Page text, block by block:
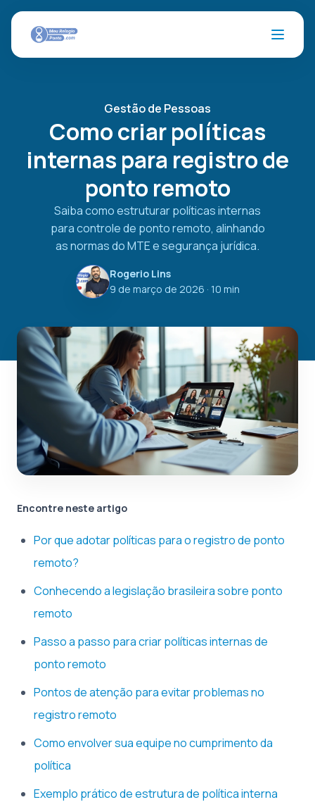
Gestão de Pessoas
Como criar políticas
internas para registro de
ponto remoto
Saiba como estruturar políticas internas
para controle de ponto remoto, alinhando
as normas do MTE e segurança jurídica.
Rogerio Lins
9 de março de 2026 · 10 min
Encontre neste artigo
Por que adotar políticas para o registro de ponto
remoto?
Conhecendo a legislação brasileira sobre ponto
remoto
Passo a passo para criar políticas internas de
ponto remoto
Pontos de atenção para evitar problemas no
registro remoto
Como envolver sua equipe no cumprimento da
política
Exemplo prático de estrutura de política interna